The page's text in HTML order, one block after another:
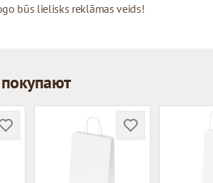
būs lielisks reklāmas veids!